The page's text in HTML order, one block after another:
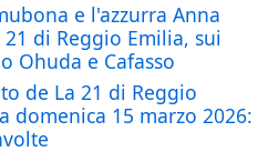
e l'azzurra Anna
di Reggio Emilia, sui
Ohuda e Cafasso
de La 21 di Reggio
domenica 15 marzo 2026: